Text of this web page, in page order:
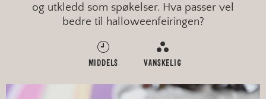
og utkledd som spøkelser. Hva passer vel
bedre til halloweenfeiringen?
MIDDELS VANSKELIG